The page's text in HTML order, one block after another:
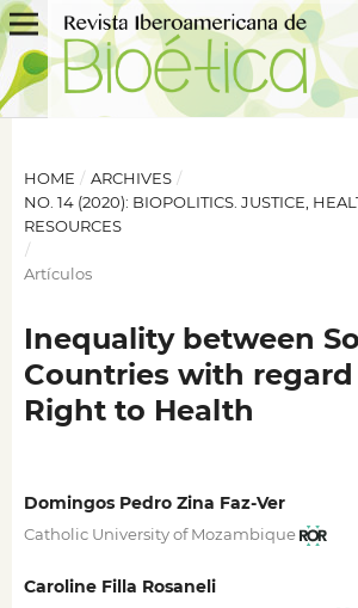
HOME / ARCHIVES /
NO. 14 (2020): BIOPOLITICS. JUSTICE,
RESOURCES
/
Artículos
Inequality between
Countries with
Right to Health
Domingos Pedro Zina Faz-Ver
Catholic University of Mozambique
Caroline Filla Rosaneli